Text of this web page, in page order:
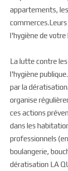
appartements,
l'hygiène de
La lutte contre
l'hygiène
par la
organise
ces actions
dans les
professionnels
boulangerie,
dératisation LA